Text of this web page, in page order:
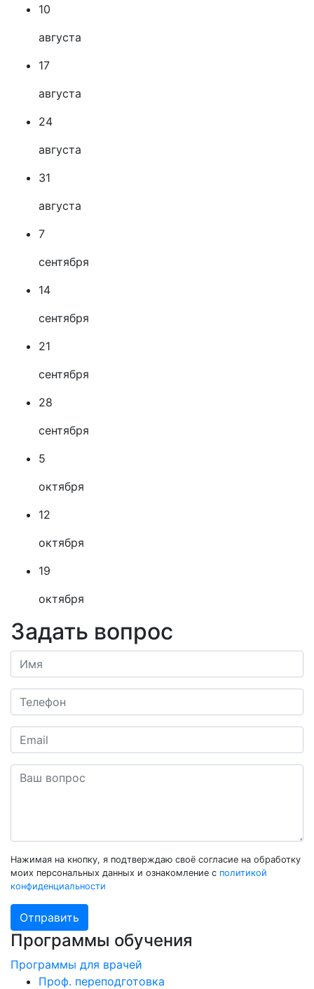
10
августа
17
августа
24
августа
31
августа
7
сентября
14
сентября
21
сентября
28
сентября
5
октября
12
октября
19
октября
Задать вопрос
Нажимая на кнопку, я подтверждаю своё согласие на обработку
моих персональных данных и ознакомление с политикой
конфиденциальности
Отправить
Программы обучения
Программы для врачей
Проф. переподготовка